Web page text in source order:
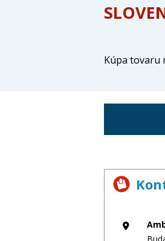
Kúpa tovaru